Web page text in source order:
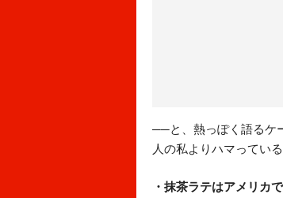
──と、熱っぽく語るケ
人の私よりハマってい
・抹茶ラテはアメリカ